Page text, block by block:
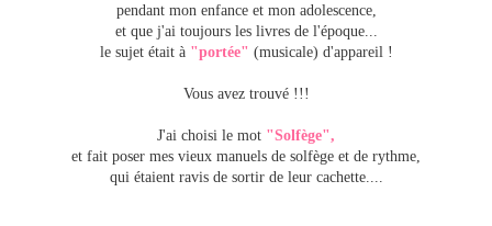
pendant mon enfance et mon adolescence,
et que j'ai toujours les livres de l'époque...
le sujet était à "portée" (musicale) d'appareil !
Vous avez trouvé !!!
J'ai choisi le mot "Solfège",
et fait poser mes vieux manuels de solfège et de rythme,
qui étaient ravis de sortir de leur cachette....